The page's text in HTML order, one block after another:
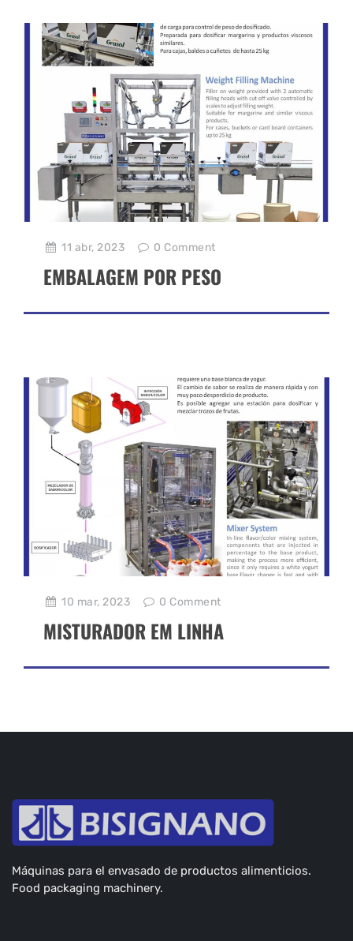
11 abr, 2023 0 Comment
EMBALAGEM POR PESO
10 mar, 2023 0 Comment
MISTURADOR EM LINHA
Máquinas para el envasado de productos alimenticios.
Food packaging machinery.